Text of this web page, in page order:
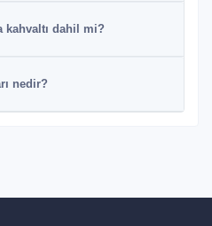
kahvaltı dahil mi?
nedir?